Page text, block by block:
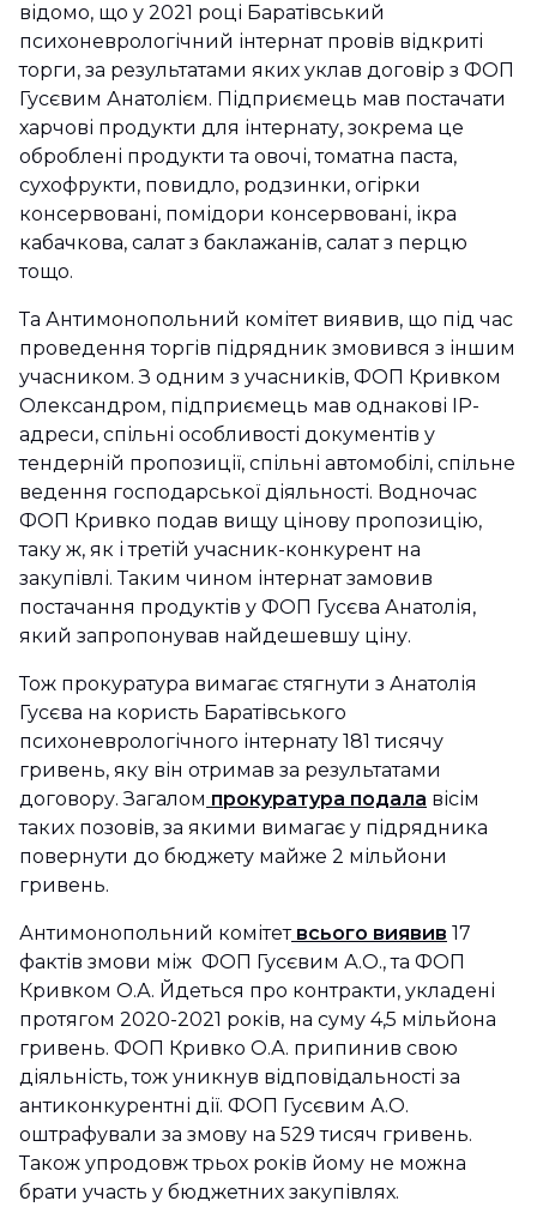
відомо, що у 2021 році Баратівський
психоневрологічний інтернат провів відкриті
торги, за результатами яких уклав договір з ФОП
Гусєвим Анатолієм. Підприємець мав постачати
харчові продукти для інтернату, зокрема це
оброблені продукти та овочі, томатна паста,
сухофрукти, повидло, родзинки, огірки
консервовані, помідори консервовані, ікра
кабачкова, салат з баклажанів, салат з перцю
тощо.
Та Антимонопольний комітет виявив, що під час
проведення торгів підрядник змовився з іншим
учасником. З одним з учасників, ФОП Кривком
Олександром, підприємець мав однакові IP-
адреси, спільні особливості документів у
тендерній пропозиції, спільні автомобілі, спільне
ведення господарської діяльності. Водночас
ФОП Кривко подав вищу цінову пропозицію,
таку ж, як і третій учасник-конкурент на
закупівлі. Таким чином інтернат замовив
постачання продуктів у ФОП Гусєва Анатолія,
який запропонував найдешевшу ціну.
Тож прокуратура вимагає стягнути з Анатолія
Гусєва на користь Баратівського
психоневрологічного інтернату 181 тисячу
гривень, яку він отримав за результатами
договору. Загалом прокуратура подала вісім
таких позовів, за якими вимагає у підрядника
повернути до бюджету майже 2 мільйони
гривень.
Антимонопольний комітетвсього виявив 17
фактів змови між ФОП Гусєвим А.О., та ФОП
Кривком О.А. Йдеться про контракти, укладені
протягом 2020-2021 років, на суму 4,5 мільйона
гривень. ФОП Кривко О.А. припинив свою
діяльність, тож уникнув відповідальності за
антиконкурентні дії. ФОП Гусєвим А.О.
оштрафували за змову на 529 тисяч гривень.
Також упродовж трьох років йому не можна
брати участь у бюджетних закупівлях.